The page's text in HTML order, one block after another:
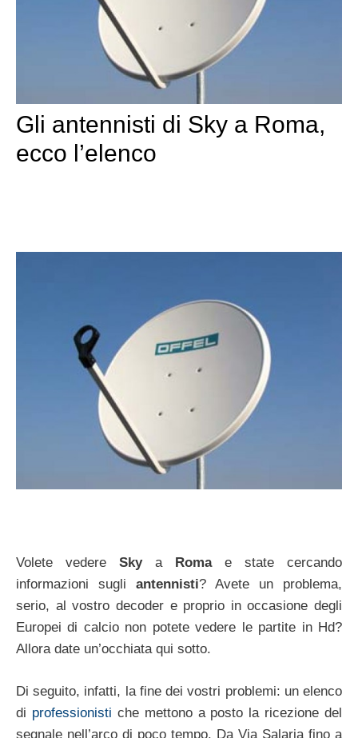
Gli antennisti di Sky a Roma,
ecco l’elenco
Volete vedere Skya Romae state cercando
informazioni sugli antennisti? Avete un problema,
serio, al vostro decoder e proprio in occasione degli
Europei di calcio non potete vedere le partite in Hd?
Allora date un’occhiata qui sotto.
Di seguito, infatti, la fine dei vostri problemi: un elenco
di professionisti che mettono a posto la ricezione del
segnale nell’arco di poco tempo. Da Via Salaria fino a